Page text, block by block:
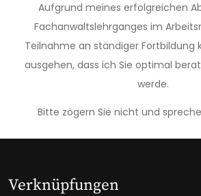
Aufgrund meines erfolgreichen
Fachanwaltslehrganges im
Teilnahme an ständiger Fortbildung
ausgehen, dass ich Sie optimal
werde.
Bitte zögern Sie nicht und
Verknüpfungen